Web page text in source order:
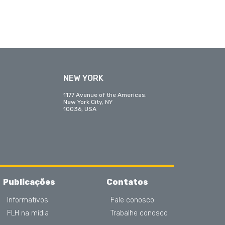
NEW YORK
1177 Avenue of the Americas.
New York City, NY
10036, USA
Publicações
Informativos
FLH na mídia
Contatos
Fale conosco
Trabalhe conosco